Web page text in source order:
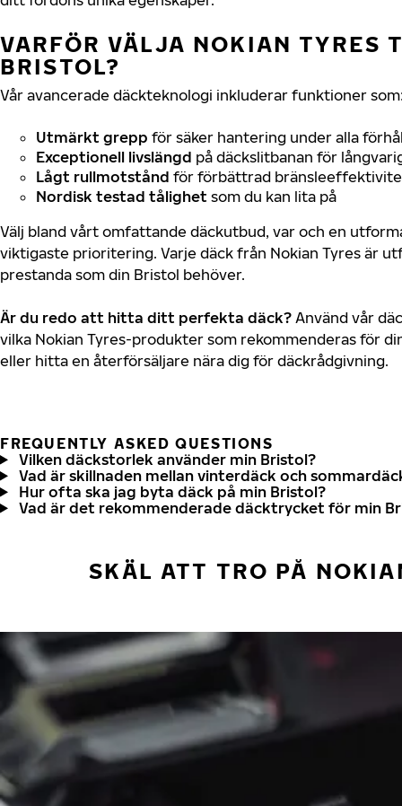
VARFÖR VÄLJA NOKIAN TYRES
BRISTOL?
Vår avancerade däckteknologi inkluderar funktioner
Utmärkt grepp för säker hantering under alla
Exceptionell livslängd på däckslitbanan för
Lågt rullmotstånd för förbättrad
Nordisk testad tålighet som du kan lita på
Välj bland vårt omfattande däckutbud, var och en
viktigaste prioritering. Varje däck från Nokian Tyres är
prestanda som din Bristol behöver.
Är du redo att hitta ditt perfekta däck? Använd vår
vilka Nokian Tyres-produkter som rekommenderas för
eller hitta en återförsäljare nära dig för däckrådgivning.
FREQUENTLY ASKED QUESTIONS
Vilken däckstorlek använder min Bristol?
Vad är skillnaden mellan vinterdäck och
Hur ofta ska jag byta däck på min Bristol?
Vad är det rekommenderade däcktrycket för min
SKÄL ATT TRO PÅ